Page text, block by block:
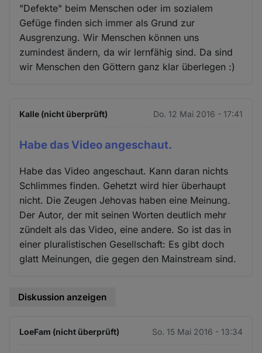
"Defekte" beim Menschen oder im sozialem
Gefüge finden sich immer als Grund zur
Ausgrenzung. Wir Menschen können uns
zumindest ändern, da wir lernfähig sind. Da sind
wir Menschen den Göttern ganz klar überlegen :)
Kalle (nicht überprüft) Do. 12 Mai 2016 - 17:41
Habe das Video angeschaut.
Habe das Video angeschaut. Kann daran nichts
Schlimmes finden. Gehetzt wird hier überhaupt
nicht. Die Zeugen Jehovas haben eine Meinung.
Der Autor, der mit seinen Worten deutlich mehr
zündelt als das Video, eine andere. So ist das in
einer pluralistischen Gesellschaft: Es gibt doch
glatt Meinungen, die gegen den Mainstream sind.
Diskussion anzeigen
LoeFam (nicht überprüft) So. 15 Mai 2016 - 13:34